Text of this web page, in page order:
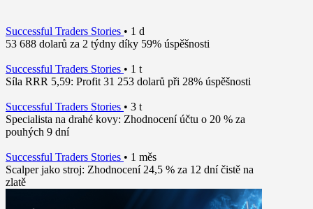
Successful Traders Stories • 1 d
53 688 dolarů za 2 týdny díky 59% úspěšnosti
Successful Traders Stories • 1 t
Síla RRR 5,59: Profit 31 253 dolarů při 28% úspěšnosti
Successful Traders Stories • 3 t
Specialista na drahé kovy: Zhodnocení účtu o 20 % za
pouhých 9 dní
Successful Traders Stories • 1 měs
Scalper jako stroj: Zhodnocení 24,5 % za 12 dní čistě na
zlatě